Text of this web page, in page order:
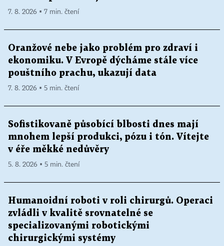
7. 8. 2026 ▪ 7 min. čtení
Oranžové nebe jako problém pro zdraví i
ekonomiku. V Evropě dýcháme stále více
pouštního prachu, ukazují data
7. 8. 2026 ▪ 5 min. čtení
Sofistikovaně působící blbosti dnes mají
mnohem lepší produkci, pózu i tón. Vítejte
v éře měkké nedůvěry
5. 8. 2026 ▪ 5 min. čtení
Humanoidní roboti v roli chirurgů. Operaci
zvládli v kvalitě srovnatelné se
specializovanými robotickými
chirurgickými systémy